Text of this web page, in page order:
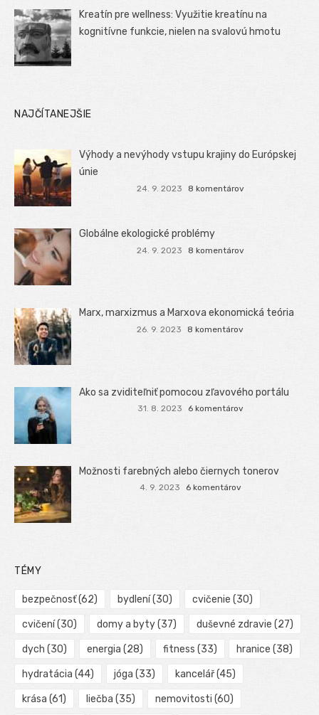
Kreatín pre wellness: Využitie kreatínu na
kognitívne funkcie, nielen na svalovú hmotu
NAJČÍTANEJŠIE
Výhody a nevýhody vstupu krajiny do Európskej
únie
24. 9. 2023 8 komentárov
Globálne ekologické problémy
24. 9. 2023 8 komentárov
Marx, marxizmus a Marxova ekonomická teória
26. 9. 2023 8 komentárov
Ako sa zviditeľniť pomocou zľavového portálu
31. 8. 2023 6 komentárov
Možnosti farebných alebo čiernych tonerov
4. 9. 2023 6 komentárov
TÉMY
bezpečnosť(62) bydlení(30) cvičenie (30)
cvičení(30) domy a byty(37) duševné zdravie (27)
dych (30) energia (28) fitness (33) hranice (38)
hydratácia (44) jóga (33) kancelář(45)
krása (61) liečba (35) nemovitosti (60)